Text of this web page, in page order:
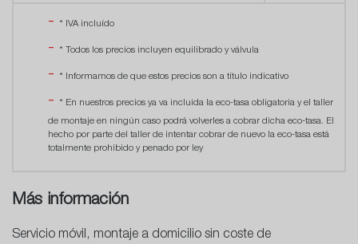
* IVA incluído
* Todos los precios incluyen equilibrado y válvula
* Informamos de que estos precios son a título indicativo
* En nuestros precios ya va incluida la eco-tasa obligatoria y el taller
de montaje en ningún caso podrá volverles a cobrar dicha eco-tasa. El
hecho por parte del taller de intentar cobrar de nuevo la eco-tasa está
totalmente prohibido y penado por ley
Más información
Servicio móvil, montaje a domicilio sin coste de